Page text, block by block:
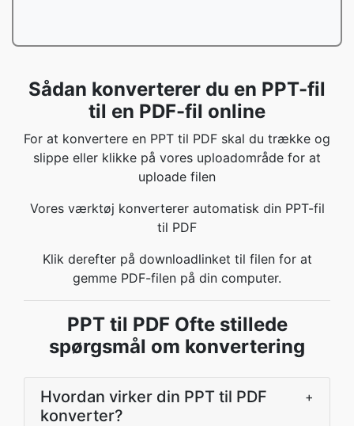
Sådan konverterer du en PPT-fil
til en PDF-fil online
For at konvertere en PPT til PDF skal du trække og
slippe eller klikke på vores uploadområde for at
uploade filen
Vores værktøj konverterer automatisk din PPT-fil
til PDF
Klik derefter på downloadlinket til filen for at
gemme PDF-filen på din computer.
PPT til PDF Ofte stillede
spørgsmål om konvertering
Hvordan virker din PPT til PDF
konverter?
+